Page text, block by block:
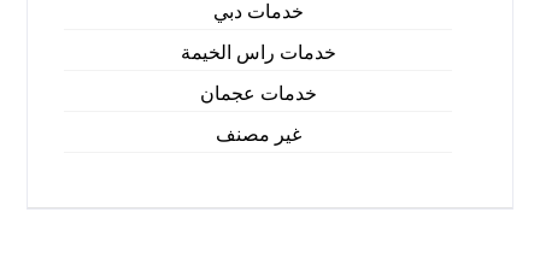
خدمات دبي
خدمات راس الخيمة
خدمات عجمان
غير مصنف